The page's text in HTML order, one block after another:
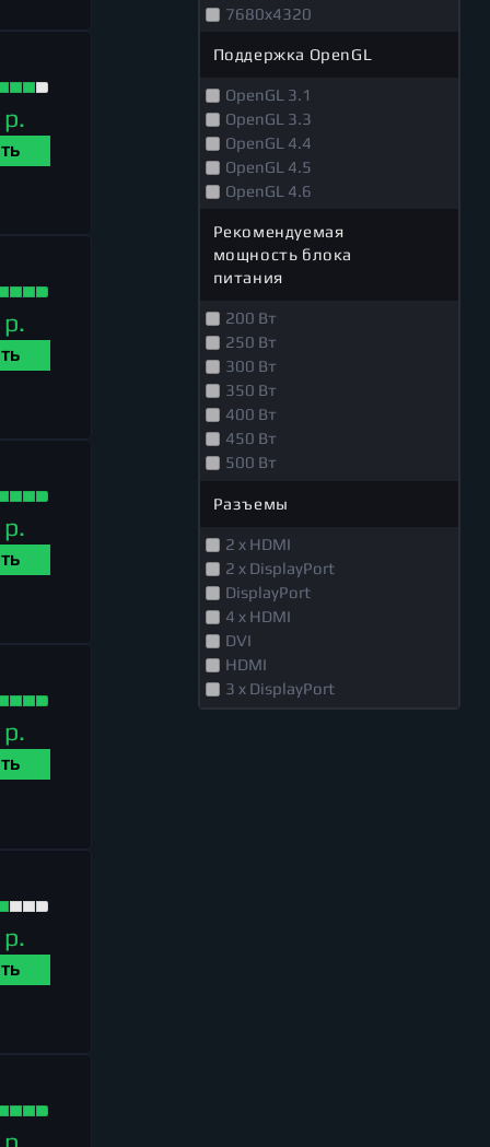
7680x4320
Поддержка OpenGL
OpenGL 3.1
OpenGL 3.3
OpenGL 4.4
OpenGL 4.5
OpenGL 4.6
Рекомендуемая
мощность блока
питания
200 Вт
250 Вт
300 Вт
350 Вт
400 Вт
450 Вт
500 Вт
600 Вт
750 Вт
850 Вт
Разъемы
2 x HDMI
2 x DisplayPort
DisplayPort
4 x HDMI
DVI
HDMI
3 x DisplayPort
VGA